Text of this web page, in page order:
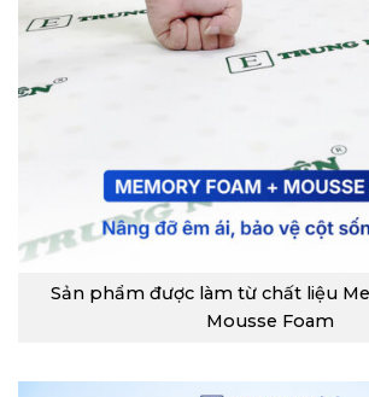
Sản phẩm được làm từ chất liệu
Mousse Foam